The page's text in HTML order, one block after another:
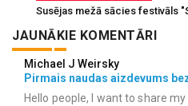
Susējas mežā sācies festivāls
JAUNĀKIE KOMENTĀRI
Michael J Weirsky
Pirmais naudas aizdevums
Hello people, I want to share